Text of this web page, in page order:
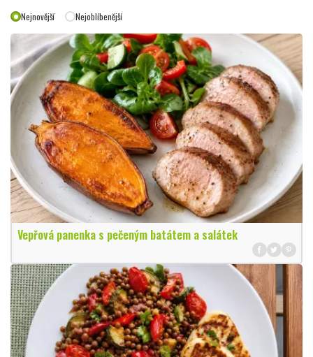
Nejnovější Nejoblíbenější
Vepřová panenka s pečeným batátem a salátek